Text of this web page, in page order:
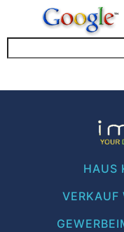
HAUS
VERKAUF